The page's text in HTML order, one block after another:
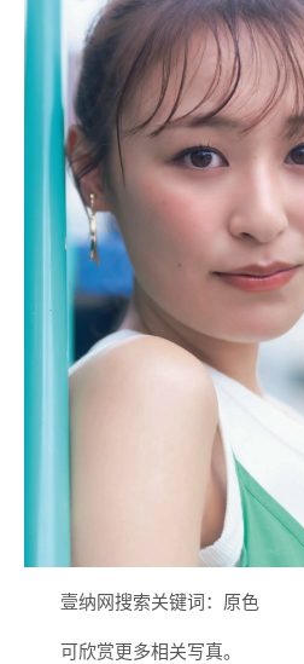
壹纳网搜索关键词：原色
可欣赏更多相关写真。